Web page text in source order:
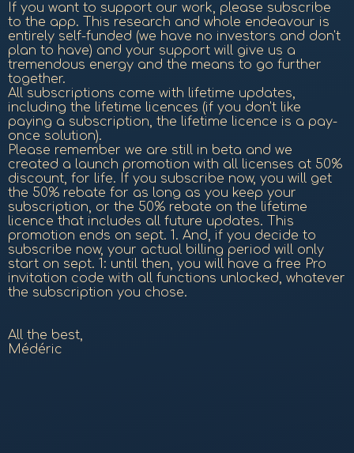
If you want to support our work, please subscribe
to the app. This research and whole endeavour is
entirely self-funded (we have no investors and don't
plan to have) and your support will give us a
tremendous energy and the means to go further
together.
All subscriptions come with lifetime updates,
including the lifetime licences (if you don't like
paying a subscription, the lifetime licence is a pay-
once solution).
Please remember we are still in beta and we
created a launch promotion with all licenses at 50%
discount, for life. If you subscribe now, you will get
the 50% rebate for as long as you keep your
subscription, or the 50% rebate on the lifetime
licence that includes all future updates. This
promotion ends on sept. 1. And, if you decide to
subscribe now, your actual billing period will only
start on sept. 1: until then, you will have a free Pro
invitation code with all functions unlocked, whatever
the subscription you chose.
All the best,
Médéric